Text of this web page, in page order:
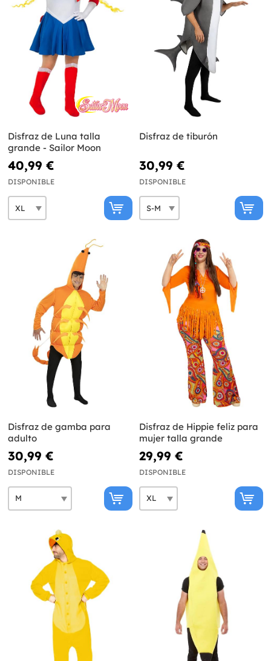
Disfraz de Luna talla
grande - Sailor Moon
40,99 €
DISPONIBLE
Disfraz de tiburón
30,99 €
DISPONIBLE
Disfraz de gamba para
adulto
30,99 €
DISPONIBLE
Disfraz de Hippie feliz para
mujer talla grande
29,99 €
DISPONIBLE